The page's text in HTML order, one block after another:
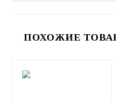
ПОХОЖИЕ